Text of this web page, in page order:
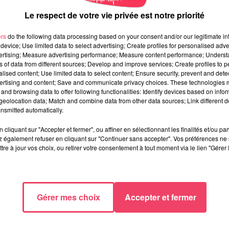
ont commencé. L’idée, valoriser le bio et le local avec
local.
La farine viendra du village de Combrée, le lait et
», explique Freddy Porcher.
les producteurs et leurs gages de qualité, «On est quand
produits bio français etaussi avec des engagements au
de partenariat avec la BioCoop, pour les livrer en pain.
des partenariats locaux, «il y a les collectivités, ça peut-être
qu’il y a une demande», précise Jean-Michel. Dans un
marché,
Le respect de votre vie privée est notre priorité
do the following data processing based on your consent and/or our legitimate
Use limited data to select advertising; Create profiles for personalised
Measure advertising performance; Measure content performance;
of data from different sources; Develop and improve services; Create profiles to
content; Use limited data to select content; Ensure security, prevent and
and content; Save and communicate privacy choices. These technologies
browsing data to offer following functionalities: Identify devices based on
data; Match and combine data from other data sources; Link different
automatically.
cliquant sur "Accepter et fermer", ou affiner en sélectionnant les finalités et/ou
également refuser en cliquant sur "Continuer sans accepter". Vos préférences
à jour vos choix, ou retirer votre consentement à tout moment via le lien
Gérer mes choix Accepter et fermer